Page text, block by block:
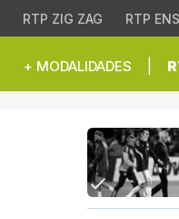
RTP ZIG ZAG RTP
+ MODALIDADES